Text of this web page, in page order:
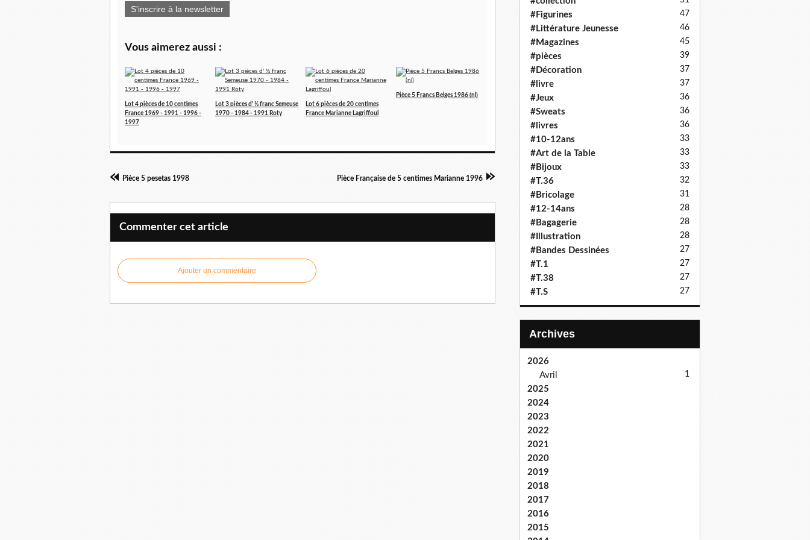
S'inscrire à la newsletter
Vous aimerez aussi :
Lot 4 pièces de 10 centimes
France 1969 - 1991 - 1996 -
1997
Lot 3 pièces d' ½ franc Semeuse
1970 - 1984 - 1991 Roty
Lot 6 pièces de 20 centimes
France Marianne Lagriffoul
Pièce 5 Francs Belges 1986 (nl)
Pièce 5 pesetas 1998 Pièce Française de 5 centimes Marianne 1996
Commenter cet article
Ajouter un commentaire
#Figurines 47
#Littérature Jeunesse 46
#Magazines 45
#pièces 39
#Décoration 37
#livre 37
#Jeux 36
#Sweats 36
#livres 36
#10-12ans 33
#Art de la Table 33
#Bijoux 33
#T.36 32
#Bricolage 31
#12-14ans 28
#Bagagerie 28
#Illustration 28
#Bandes Dessinées 27
#T.1 27
#T.38 27
#T.S 27
Archives
2026
Avril
1
2025
2024
2023
2022
2021
2020
2019
2018
2017
2016
2015